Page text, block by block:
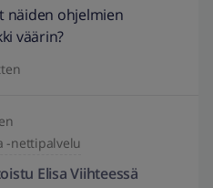
näiden ohjelmien
väärin?
-nettipalvelu
Elisa Viihteessä